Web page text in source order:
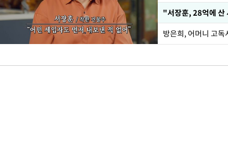
"서장훈, 28억에 산
방은희, 어머니 고